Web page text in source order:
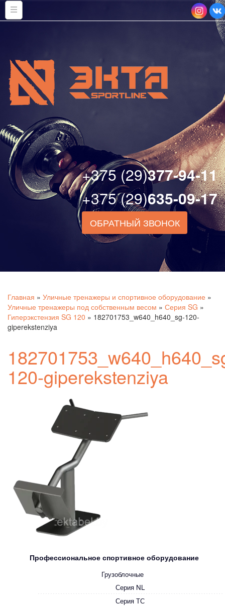
+375 (29)377-94-11
+375 (29)635-09-17
ОБРАТНЫЙ ЗВОНОК
Главная » Уличные тренажеры и спортивное оборудование »
Уличные тренажеры под собственным весом » Серия SG »
Гиперэкстензия SG 120 » 182701753_w640_h640_sg-120-
giperekstenziya
Профессиональное спортивное оборудование
Грузоблочные
Серия NL
Серия ТС
120-giperekstenziya